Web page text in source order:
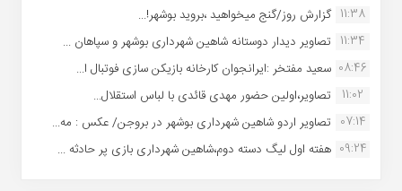
11:38 گزارش روز/گنج میخواهید ،بروید بوشهر!...
11:34 تصاویر دیدار دوستانه شاهین شهردارى بوشهر و سپاهان ...
08:46 سعید مفتخر :ایرانجوان کارخانه بازیکن سازی فوتبال ا...
11:02
تصاویر،اولین حضور مهدی قائدی با لباس استقلال...
07:14 تصاویر اردو شاهین شهرداری بوشهر در بروجن/ عکس : مه...
09:24 هفته اول لیگ دسته دوم،شاهین شهرداری بازی پر حادثه ...